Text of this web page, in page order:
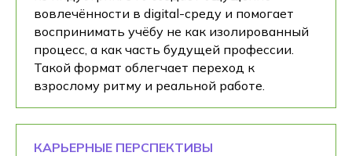
вовлечённости в digital-среду и помогает
воспринимать учёбу не как изолированный
процесс, а как часть будущей профессии.
Такой формат облегчает переход к
взрослому ритму и реальной работе.
КАРЬЕРНЫЕ ПЕРСПЕКТИВЫ